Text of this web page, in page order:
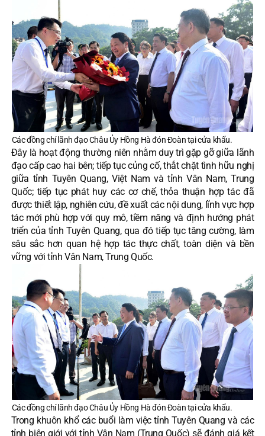
Các đồng chí lãnh đạo Châu Ủy Hồng Hà đón Đoàn tại cửa khẩu.
Đây là hoạt động thường niên nhằm duy trì gặp gỡ giữa lãnh
đạo cấp cao hai bên; tiếp tục củng cố, thắt chặt tình hữu nghị
giữa tỉnh Tuyên Quang, Việt Nam và tỉnh Vân Nam, Trung
Quốc; tiếp tục phát huy các cơ chế, thỏa thuận hợp tác đã
được thiết lập, nghiên cứu, đề xuất các nội dung, lĩnh vực hợp
tác mới phù hợp với quy mô, tiềm năng và định hướng phát
triển của tỉnh Tuyên Quang, qua đó tiếp tục tăng cường, làm
sâu sắc hơn quan hệ hợp tác thực chất, toàn diện và bền
vững với tỉnh Vân Nam, Trung Quốc.
Các đồng chí lãnh đạo Châu Ủy Hồng Hà đón Đoàn tại cửa khẩu.
Trong khuôn khổ các buổi làm việc tỉnh Tuyên Quang và các
tỉnh biên giới với tỉnh Vân Nam (Trung Quốc) sẽ đánh giá kết